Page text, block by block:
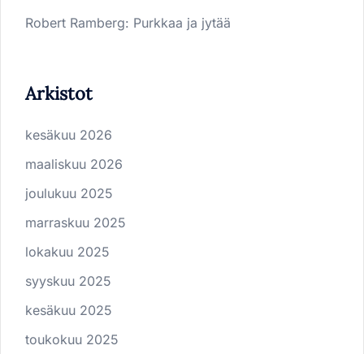
Robert Ramberg: Purkkaa ja jytää
Arkistot
kesäkuu 2026
maaliskuu 2026
joulukuu 2025
marraskuu 2025
lokakuu 2025
syyskuu 2025
kesäkuu 2025
toukokuu 2025